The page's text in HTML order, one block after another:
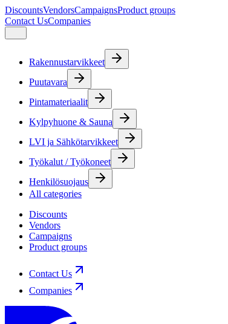
DiscountsVendorsCampaignsProduct groups
Contact UsCompanies
Rakennustarvikkeet
Puutavara
Pintamateriaalit
Kylpyhuone & Sauna
LVI ja Sähkötarvikkeet
Työkalut / Työkoneet
Henkilösuojaus
All categories
Discounts
Vendors
Campaigns
Product groups
Contact Us
Companies